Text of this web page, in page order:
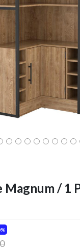
Magnum / 1
to